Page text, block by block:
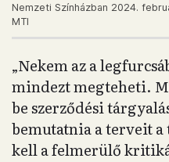
Nemzeti Színházban 2024.
MTI
„Nekem az a
mindezt megteheti.
be szerződési
bemutatnia a terveit
kell a felmerülő